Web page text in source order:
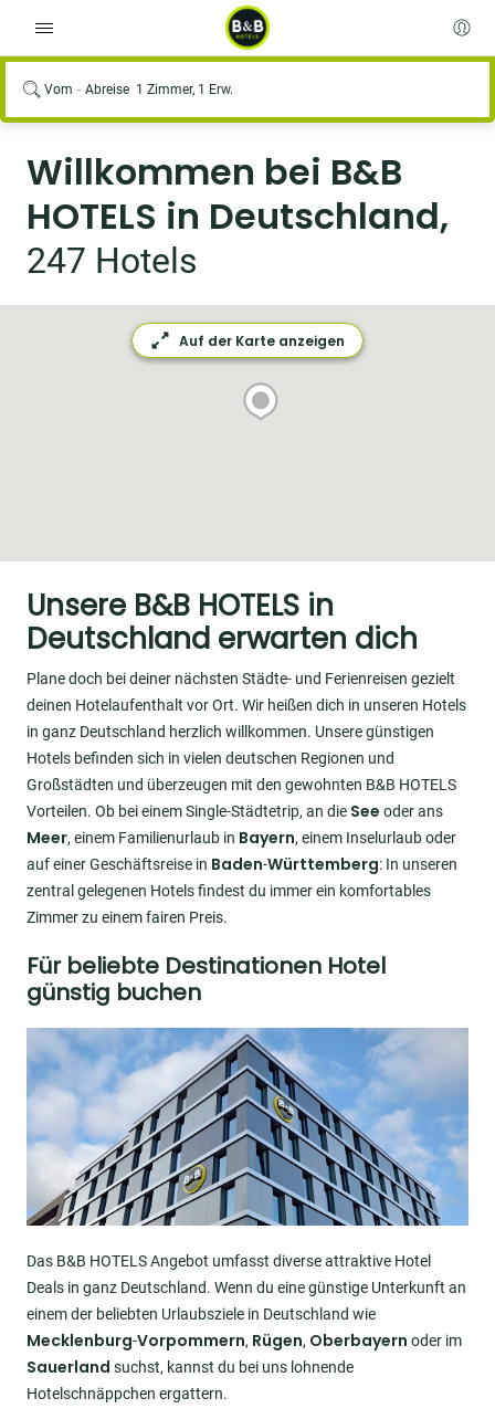
Vom Abreise 1 Zimmer, 1 Erw.
Willkommen bei B&B
HOTELS in Deutschland,
247 Hotels
Unsere B&B HOTELS in
Deutschland erwarten dich
Plane doch bei deiner nächsten Städte- und Ferienreisen gezielt
deinen Hotelaufenthalt vor Ort. Wir heißen dich in unseren Hotels
in ganz Deutschland herzlich willkommen. Unsere günstigen
Hotels befinden sich in vielen deutschen Regionen und
Großstädten und überzeugen mit den gewohnten B&B HOTELS
Vorteilen. Ob bei einem Single-Städtetrip, an die See oder ans
Meer, einem Familienurlaub in Bayern, einem Inselurlaub oder
auf einer Geschäftsreise in Baden-Württemberg: In unseren
zentral gelegenen Hotels findest du immer ein komfortables
Zimmer zu einem fairen Preis.
Für beliebte Destinationen Hotel
günstig buchen
Image
Das B&B HOTELS Angebot umfasst diverse attraktive Hotel
Deals in ganz Deutschland. Wenn du eine günstige Unterkunft an
einem der beliebten Urlaubsziele in Deutschland wie
Mecklenburg-Vorpommern, Rügen, Oberbayern oder im
Sauerland suchst, kannst du bei uns lohnende
Hotelschnäppchen ergattern.
Auf der Karte anzeigen